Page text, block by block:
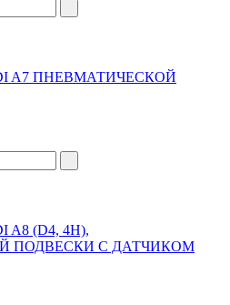
A7 ПНЕВМАТИЧЕСКОЙ
(D4, 4H),
ПОДВЕСКИ С ДАТЧИКОМ